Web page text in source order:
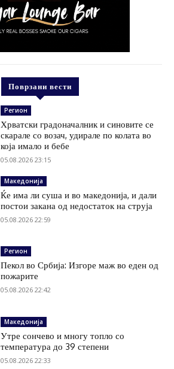
Поврзани вести
Регион
Хрватски градоначалник и синовите се
скарале со возач, удирале по колата во
која имало и бебе
05.08.2026 23:15
Македонија
Ќе има ли суша и во македонија, и дали
постои закана од недостаток на струја
05.08.2026 22:59
Регион
Пекол во Србија: Изгоре маж во еден од
пожарите
05.08.2026 22:42
Македонија
Утре сончево и многу топло со
температура до 39 степени
05.08.2026 22:33